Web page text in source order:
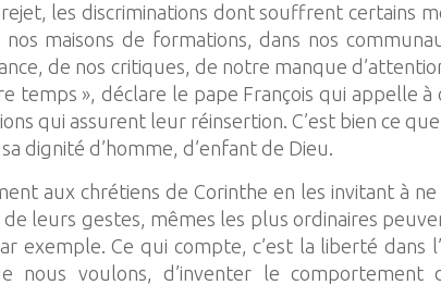
les discriminations dont souffrent certains
nos maisons de formations, dans nos
de nos critiques, de notre manque
», déclare le pape François qui appelle
qui assurent leur réinsertion. C’est bien ce
dignité d’homme, d’enfant de Dieu.
aux chrétiens de Corinthe en les invitant à
leurs gestes, mêmes les plus ordinaires
exemple. Ce qui compte, c’est la liberté dans
nous voulons, d’inventer le